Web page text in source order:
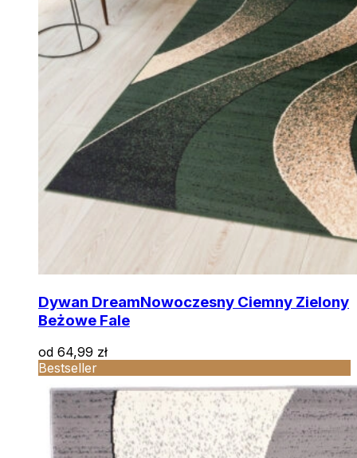
Dywan DreamNowoczesny Ciemny Zielony
Beżowe Fale
od 64,99 zł
Bestseller